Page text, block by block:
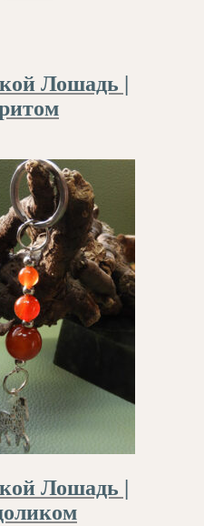
Лошадь |
Лошадь |